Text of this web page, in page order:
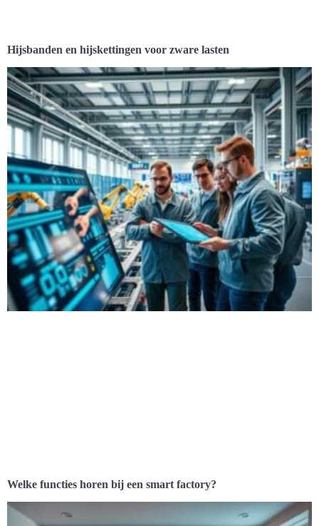
Hijsbanden en hijskettingen voor zware lasten
Welke functies horen bij een smart factory?